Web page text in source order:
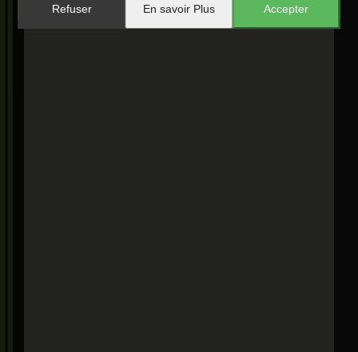
Refuser En savoir Plus Accepter
LOCALISER L'AGENCE